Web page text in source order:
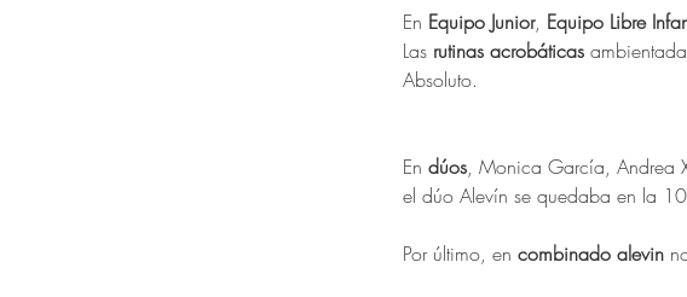
En Equipo Junior, Equipo Libre
Las rutinas acrobáticas
Absoluto.
En dúos, Monica García, Andrea
el dúo Alevín se quedaba en la
Por último, en combinado alevin